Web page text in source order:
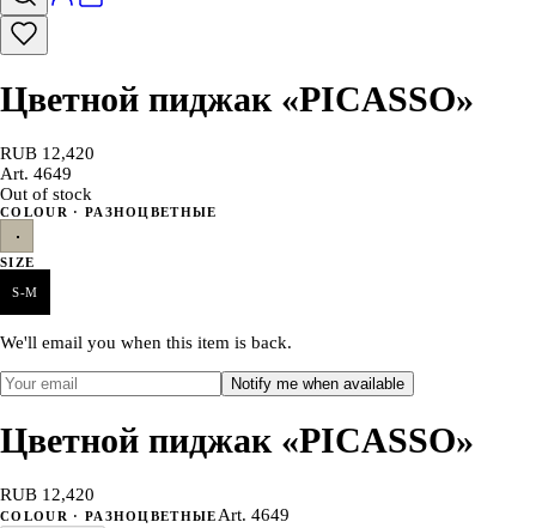
Цветной пиджак «PICASSO»
RUB 12,420
Art. 4649
Out of stock
COLOUR · РАЗНОЦВЕТНЫЕ
SIZE
S-M
We'll email you when this item is back.
Notify me when available
Цветной пиджак «PICASSO»
RUB 12,420
COLOUR · РАЗНОЦВЕТНЫЕArt. 4649